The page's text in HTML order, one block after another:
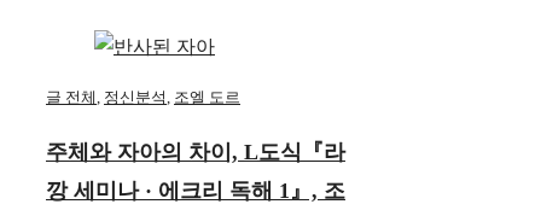
글 전체, 정신분석, 조엘 도르
주체와 자아의 차이, L도식『라
깡 세미나 · 에크리 독해 1』, 조